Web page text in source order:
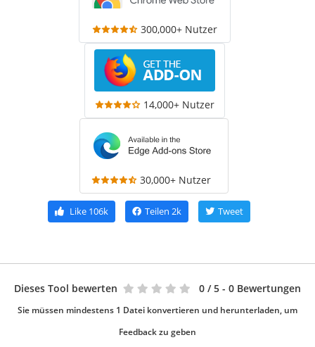
300,000+ Nutzer
14,000+ Nutzer
30,000+ Nutzer
Like 106k Teilen 2k Tweet
Dieses Tool bewerten 0 / 5 - 0 Bewertungen
Sie müssen mindestens 1 Datei konvertieren und herunterladen, um
Feedback zu geben